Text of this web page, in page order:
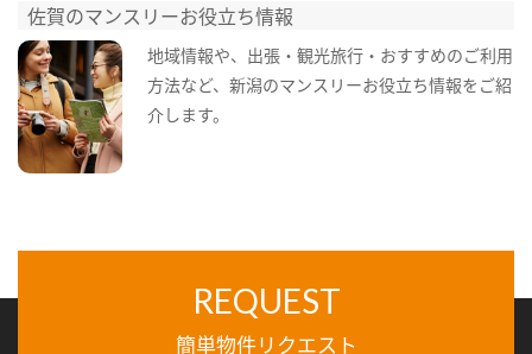
佐賀のマンスリーお役立ち情報
地域情報や、出張・観光旅行・おすすめのご利用
方法など、新潟のマンスリーお役立ち情報をご紹
介します。
REQUEST
簡単物件リクエスト